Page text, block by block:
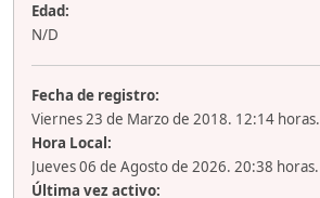
Edad:
N/D
Fecha de registro:
Viernes 23 de Marzo de 2018. 12:14 horas.
Hora Local:
Jueves 06 de Agosto de 2026. 20:38 horas.
Última vez activo: